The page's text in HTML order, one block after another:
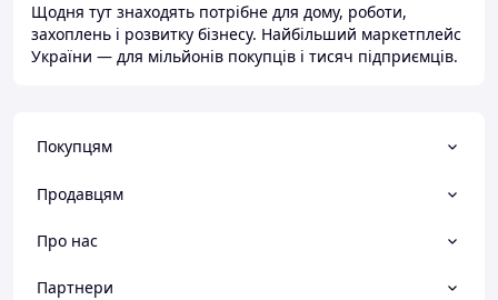
Щодня тут знаходять потрібне для дому, роботи,
захоплень і розвитку бізнесу. Найбільший маркетплейс
України — для мільйонів покупців і тисяч підприємців.
Покупцям
Продавцям
Про нас
Партнери